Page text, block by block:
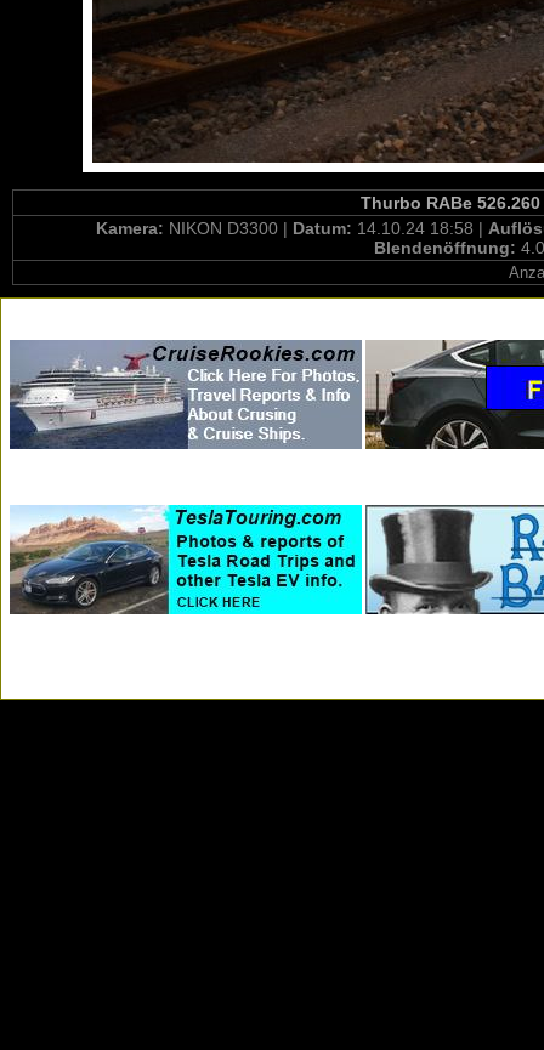
Thurbo RABe
Kamera: NIKON D3300 | Datum: 14.10.24 18:58 |
Blendenöffnung: